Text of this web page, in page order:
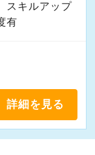
スキルアップ
有
詳細を見る